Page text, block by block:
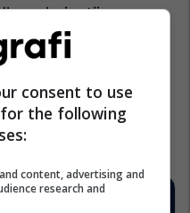
ushqim të
duhur, shumica e
aktivitetet dhe
consent to use
the following
content, advertising and
research and